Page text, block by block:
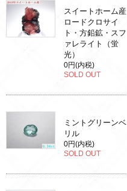
スイートホーム産
ロードクロサイ
ト・方鉛鉱・スフ
ァレライト（蛍
光）
0円(内税)
SOLD OUT
ミントグリーンベ
リル
0円(内税)
SOLD OUT